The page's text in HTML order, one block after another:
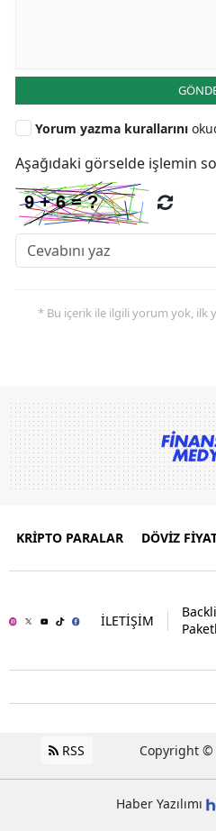
Yorum yazma kurallarını
Aşağıdaki görselde işlemin
* Bu içerik ile ilgili yorum yok, ilk
KRİPTO PARALAR DÖVİZ
İLETİŞİM
RSS Copyright ©
Haber Yazılımı